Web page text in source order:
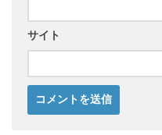
サイト